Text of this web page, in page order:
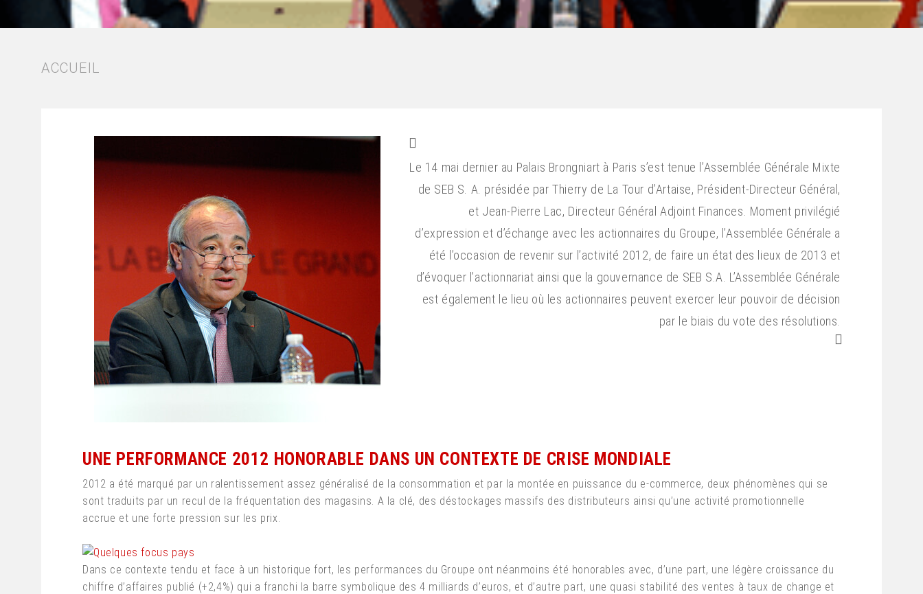
FIL
ACCUEIL
Le 14 mai dernier au Palais Brongniart à Paris s’est tenue l’Assemblée Générale Mixte
de SEB S. A. présidée par Thierry de La Tour d’Artaise, Président-Directeur Général,
et Jean-Pierre Lac, Directeur Général Adjoint Finances. Moment privilégié
d’expression et d’échange avec les actionnaires du Groupe, l’Assemblée Générale a
été l’occasion de revenir sur l’activité 2012, de faire un état des lieux de 2013 et
d’évoquer l’actionnariat ainsi que la gouvernance de SEB S.A. L’Assemblée Générale
est également le lieu où les actionnaires peuvent exercer leur pouvoir de décision
par le biais du vote des résolutions.
UNE PERFORMANCE 2012 HONORABLE DANS UN CONTEXTE DE CRISE MONDIALE
2012 a été marqué par un ralentissement assez généralisé de la consommation et par la montée en puissance du e-commerce, deux phénomènes qui se
sont traduits par un recul de la fréquentation des magasins. A la clé, des déstockages massifs des distributeurs ainsi qu’une activité promotionnelle
accrue et une forte pression sur les prix.
Dans ce contexte tendu et face à un historique fort, les performances du Groupe ont néanmoins été honorables avec, d’une part, une légère croissance du
chiffre d’affaires publié (+2,4%) qui a franchi la barre symbolique des 4 milliards d’euros, et d’autre part, une quasi stabilité des ventes à taux de change et